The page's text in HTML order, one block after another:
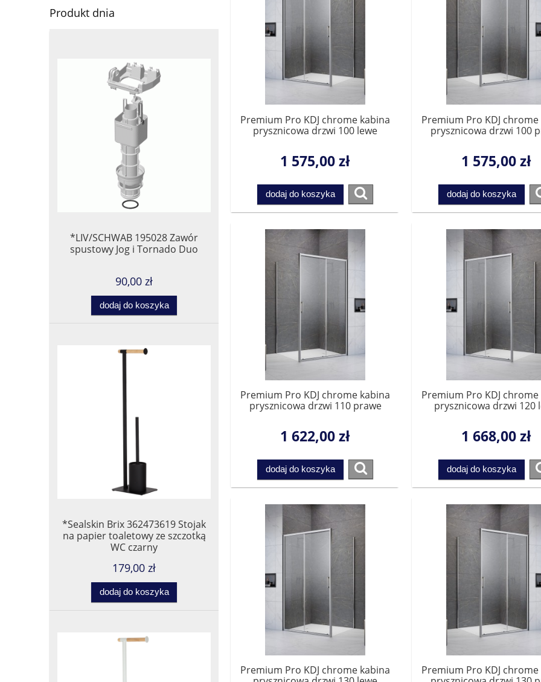
Produkt dnia
*LIV/SCHWAB 195028 Zawór
spustowy Jog i Tornado Duo
90,00 zł
dodaj do koszyka
*Sealskin Brix 362473619 Stojak
na papier toaletowy ze szczotką
WC czarny
179,00 zł
dodaj do koszyka
Premium Pro KDJ chrome kabina
prysznicowa drzwi 100 lewe
kompletowania ze ścianką.
Przesyłka gratis!
1 575,00 zł
dodaj do koszyka
Premium Pro KDJ
prysznicowa drzwi 100
kompletowania ze
Przesyłka gratis!
1 575,00 zł
dodaj do koszyka
Premium Pro KDJ chrome kabina
prysznicowa drzwi 110 prawe
kompletowania ze ścianką.
Przesyłka gratis!
1 622,00 zł
dodaj do koszyka
Premium Pro KDJ
prysznicowa drzwi 120
kompletowania ze
Przesyłka gratis!
1 668,00 zł
dodaj do koszyka
Premium Pro KDJ chrome kabina
Premium Pro KDJ